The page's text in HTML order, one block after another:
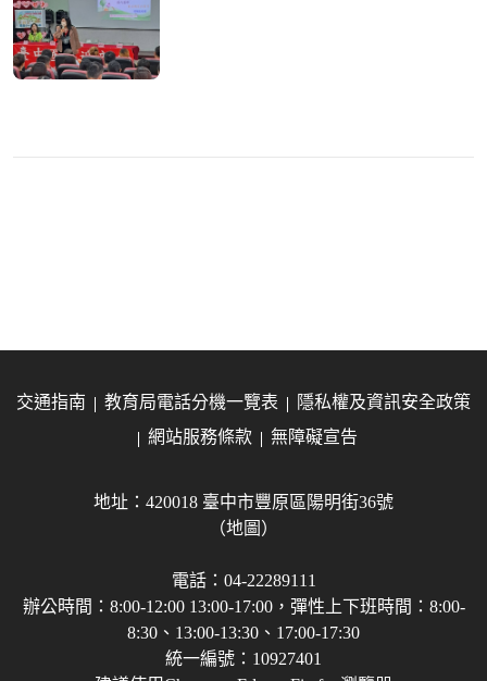
交通指南 教育局電話分機一覽表
隱私權及資訊安全政策
網站服務條款
無障礙宣告
地址：420018 臺中市豐原區陽明街36號
（地圖）
電話：04-22289111
辦公時間：8:00-12:00 13:00-17:00，彈性上下班時間：8:00-
8:30、13:00-13:30、17:00-17:30
統一編號：10927401